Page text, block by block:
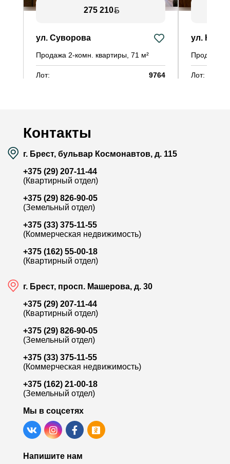
275 210
ул. Суворова
Продажа 2-комн. квартиры, 71 м²
Лот:
9764
ул.
Лот:
Контакты
г. Брест, бульвар Космонавтов, д. 115
+375 (29) 207-11-44
(Квартирный отдел)
+375 (29) 826-90-05
(Земельный отдел)
+375 (33) 375-11-55
(Коммерческая недвижимость)
+375 (162) 55-00-18
(Квартирный отдел)
г. Брест, просп. Машерова, д. 30
+375 (29) 207-11-44
(Квартирный отдел)
+375 (29) 826-90-05
(Земельный отдел)
+375 (33) 375-11-55
(Коммерческая недвижимость)
+375 (162) 21-00-18
(Земельный отдел)
Мы в соцсетях
Напишите нам